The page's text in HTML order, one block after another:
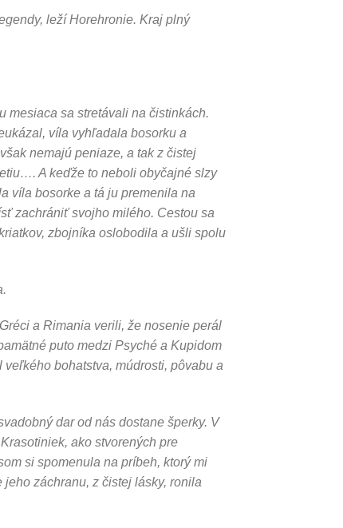
leží Horehronie. Kraj plný
mesiaca sa stretávali na čistinkách.
víla vyhľadala bosorku a
nemajú peniaze, a tak z čistej
A keďže to neboli obyčajné slzy
víla bosorke a tá ju premenila na
zachrániť svojho milého. Cestou sa
zbojníka oslobodila a ušli spolu
a Rimania verili, že nosenie perál
puto medzi Psyché a Kupidom
bohatstva, múdrosti, pôvabu a
dar od nás dostane šperky. V
ako stvorených pre
si spomenula na príbeh, ktorý mi
záchranu, z čistej lásky, ronila